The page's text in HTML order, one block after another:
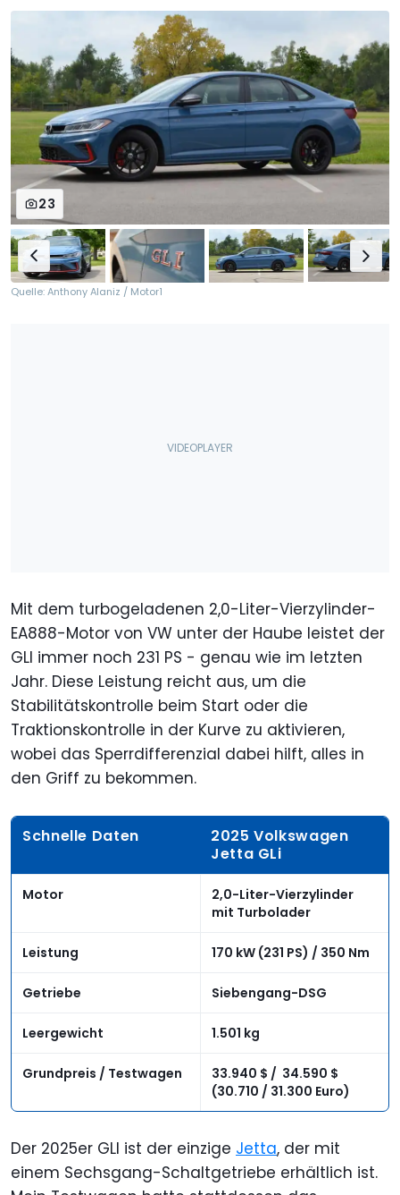
23
Quelle: Anthony Alaniz / Motor1
Mit dem turbogeladenen 2,0-Liter-Vierzylinder-
EA888-Motor von VW unter der Haube leistet der
GLI immer noch 231 PS - genau wie im letzten
Jahr. Diese Leistung reicht aus, um die
Stabilitätskontrolle beim Start oder die
Traktionskontrolle in der Kurve zu aktivieren,
wobei das Sperrdifferenzial dabei hilft, alles in
den Griff zu bekommen.
Schnelle Daten
2025 Volkswagen
Jetta GLi
Motor
2,0-Liter-Vierzylinder
mit Turbolader
Leistung 170 kW (231 PS) / 350 Nm
Getriebe Siebengang-DSG
Leergewicht 1.501 kg
Grundpreis / Testwagen
33.940 $ / 34.590 $
(30.710 / 31.300 Euro)
Der 2025er GLI ist der einzige Jetta, der mit
einem Sechsgang-Schaltgetriebe erhältlich ist.